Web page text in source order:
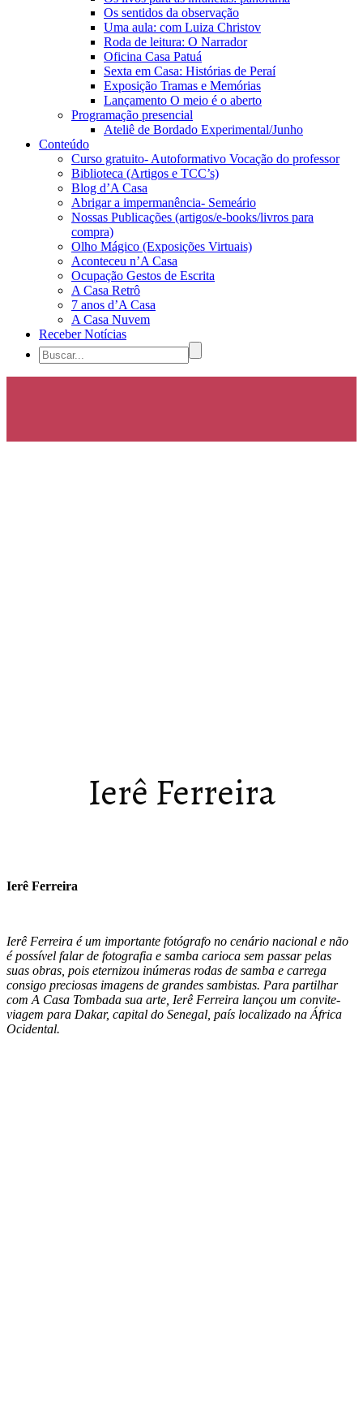
Os sentidos da observação
Uma aula: com Luiza Christov
Roda de leitura: O Narrador
Oficina Casa Patuá
Sexta em Casa: Histórias de Peraí
Exposição Tramas e Memórias
Lançamento O meio é o aberto
Programação presencial
Ateliê de Bordado Experimental/Junho
Conteúdo
Curso gratuito- Autoformativo Vocação do professor
Biblioteca (Artigos e TCC’s)
Blog d’A Casa
Abrigar a impermanência- Semeário
Nossas Publicações (artigos/e-books/livros para
compra)
Olho Mágico (Exposições Virtuais)
Aconteceu n’A Casa
Ocupação Gestos de Escrita
A Casa Retrô
7 anos d’A Casa
A Casa Nuvem
Receber Notícias
Ierê Ferreira
Ierê Ferreira
Ierê Ferreira é um importante fotógrafo no cenário nacional e não
é possível falar de fotografia e samba carioca sem passar pelas
suas obras, pois eternizou inúmeras rodas de samba e carrega
consigo preciosas imagens de grandes sambistas. Para partilhar
com A Casa Tombada sua arte, Ierê Ferreira lançou um convite-
viagem para Dakar, capital do Senegal, país localizado na África
Ocidental.